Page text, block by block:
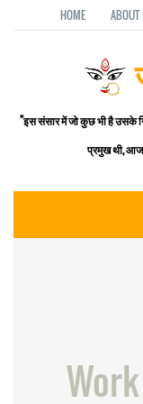
HOME ABOUT
"इस संसार में जो कुछ भी है उसके
प्रमुख थी, आज